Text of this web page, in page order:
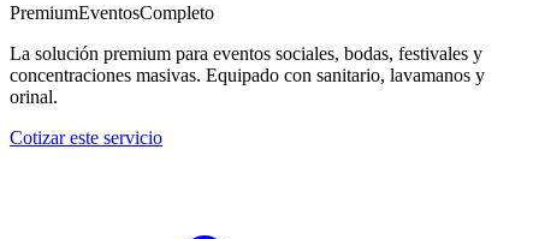
PremiumEventosCompleto
La solución premium para eventos sociales, bodas, festivales y
concentraciones masivas. Equipado con sanitario, lavamanos y
orinal.
Cotizar este servicio